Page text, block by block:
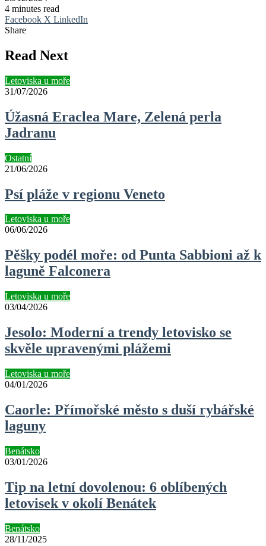
4 minutes read
Facebook X LinkedIn
Share
via
Email
Read Next
Letoviska u moře
31/07/2026
Úžasná Eraclea Mare, Zelená perla
Jadranu
Ostatní
21/06/2026
Psí pláže v regionu Veneto
Letoviska u moře
06/06/2026
Pěšky podél moře: od Punta Sabbioni až k
laguně Falconera
Letoviska u moře
03/04/2026
Jesolo: Moderní a trendy letovisko se
skvěle upravenými plážemi
Letoviska u moře
04/01/2026
Caorle: Přímořské město s duší rybářské
laguny
Benátsko
03/01/2026
Tip na letní dovolenou: 6 oblíbených
letovisek v okolí Benátek
Benátsko
28/11/2025